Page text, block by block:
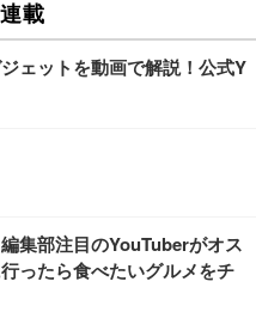
載
ェットを動画で解説！公式Y
集部注目のYouTuberがオス
ったら食べたいグルメをチ